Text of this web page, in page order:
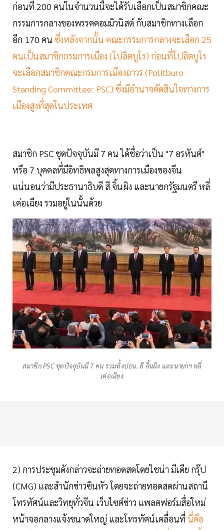
ก่อนที่ 200 คนในจำนวนนี้จะได้รับเลือกเป็นสมาชิกคณะ
กรรมการกลางของพรรคคอมมิวนิสต์ กับสมาชิกทางเลือก
อีก 170 คน ซึ่งหลังจากนั้น คณะกรรมการกลางจะเลือก 25
คนเป็นสมาชิกกรมการเมือง (โปลิตบูโร) ก่อนที่โปลิตบูโร
จะเลือกสมาชิกคณะกรมการเมืองถาวร (Politburo
Standing Committee: PSC) ซึ่งมีอำนาจตัดสินใจทางการ
เมืองสูงที่สุดในประเทศ
สมาชิก PSC ชุดปัจจุบันมี 7 คน ได้ชื่อว่าเป็น "7 อรหันต์"
หรือ 7 บุคคลที่มีอิทธิพลสูงสุดทางการเมืองของจีน
แน่นอนว่ามีประธานาธิบดี สี จิ้นผิง และนายกรัฐมนตรี หลี่
เค่อเฉียง รวมอยู่ในนั้นด้วย
สมาชิก PSC ชุดปัจจุบันมี 7 คน รวมทั้งปธน. สี จิ้นผิง และนายกฯ หลี่
เค่อเฉียง
2) การประชุมดังกล่าวจะถ่ายทอดสดโดยไชน่า มีเดีย กรุ๊ป
(CMG) และสำนักข่าวซินหัว โดยจะถ่ายทอดสดผ่านสถานี
โทรทัศน์และวิทยุทั่วจีน เว็บไซต์ข่าว แพลตฟอร์มสื่อใหม่
หน้าจอกลางแจ้งขนาดใหญ่ และโทรทัศน์เคลื่อนที่ นี่คือ